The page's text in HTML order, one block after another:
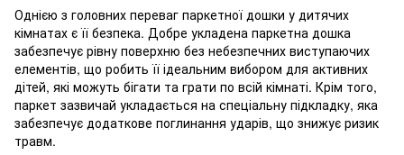
Однією з головних переваг паркетної дошки у дитячих
кімнатах є її безпека. Добре укладена паркетна дошка
забезпечує рівну поверхню без небезпечних виступаючих
елементів, що робить її ідеальним вибором для активних
дітей, які можуть бігати та грати по всій кімнаті. Крім того,
паркет зазвичай укладається на спеціальну підкладку, яка
забезпечує додаткове поглинання ударів, що знижує ризик
травм.